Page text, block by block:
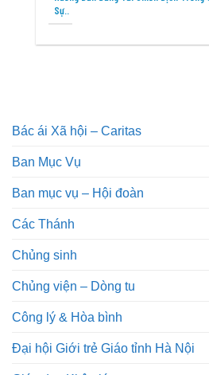
Sự..
Bác ái Xã hội – Caritas
Ban Mục Vụ
Ban mục vụ – Hội đoàn
Các Thánh
Chủng sinh
Chủng viện – Dòng tu
Công lý & Hòa bình
Đại hội Giới trẻ Giáo tỉnh Hà Nội